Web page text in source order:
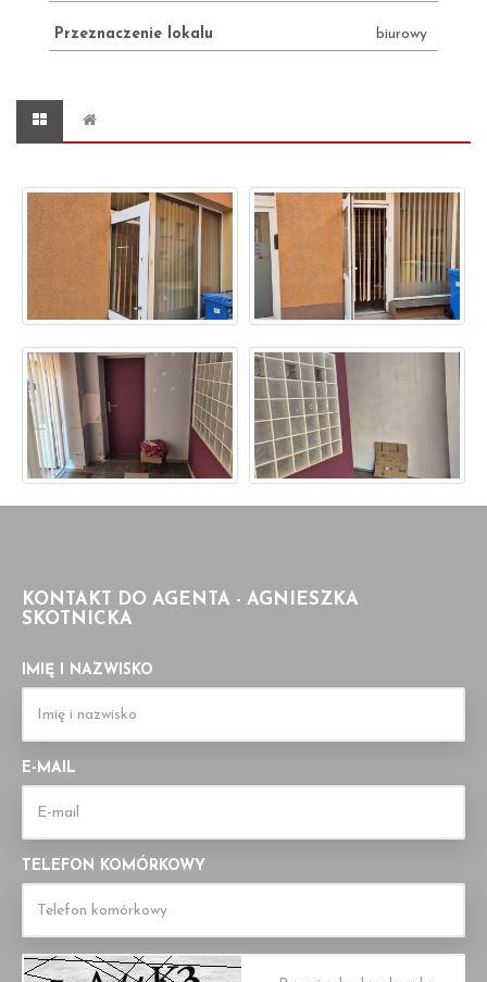
Przeznaczenie lokalu biurowy
KONTAKT DO AGENTA - AGNIESZKA
SKOTNICKA
IMIĘ I NAZWISKO
E-MAIL
TELEFON KOMÓRKOWY